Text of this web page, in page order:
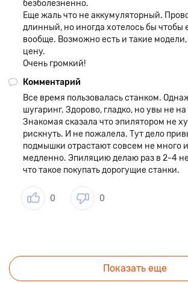
безболезненно.
Еще жаль что не аккумуляторный.
длинный, но иногда хотелось бы чтобы
вообще. Возможно есть и такие
цену.
Очень громкий!
Комментарий
Все время пользовалась станком.
шугаринг. Здорово, гладко, но увы не на
Знакомая сказала что эпилятором не
рискнуть. И не пожалела. Тут дело
подмышки отрастают совсем не много
медленно. Эпиляцию делаю раз в 2-4
что такое покупать дорогущие станки.
0 0
Показать еще